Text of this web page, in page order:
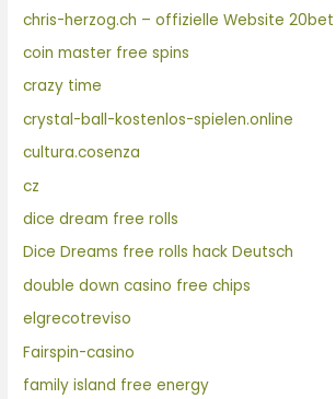
chris-herzog.ch – offizielle Website 20bet
coin master free spins
crazy time
crystal-ball-kostenlos-spielen.online
cultura.cosenza
cz
dice dream free rolls
Dice Dreams free rolls hack Deutsch
double down casino free chips
elgrecotreviso
Fairspin-casino
family island free energy